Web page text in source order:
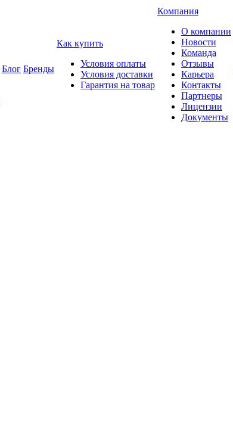
Блог Бренды
Как купить
Условия оплаты
Условия доставки
Гарантия на товар
Компания
О компании
Новости
Команда
Отзывы
Карьера
Контакты
Партнеры
Лицензии
Документы